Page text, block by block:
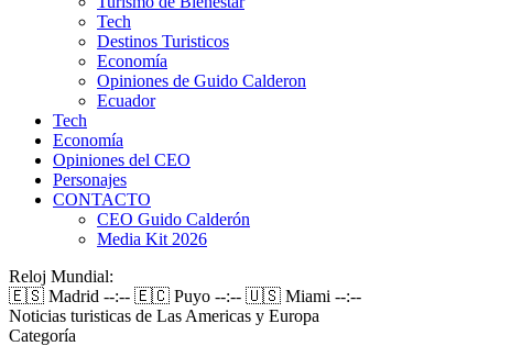
Tech
Destinos Turisticos
Economía
Opiniones de Guido Calderon
Ecuador
Tech
Economía
Opiniones del CEO
Personajes
CONTACTO
CEO Guido Calderón
Media Kit 2026
Reloj Mundial:
🇪🇸 Madrid --:-- 🇪🇨 Puyo --:-- 🇺🇸 Miami --:--
Noticias turisticas de Las Americas y Europa
Categoría